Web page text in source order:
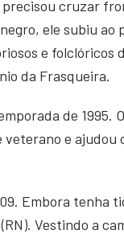
precisou cruzar
ele subiu
e folclóricos
da Frasqueira.
de 1995.
e ajudou
Embora tenha
Vestindo a